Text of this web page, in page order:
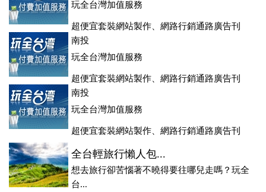
玩全台灣加值服務
超便宜套裝網站製作、網路行銷通路廣告刊
登、訂房系統、客房委託旅行社銷售，全面優惠中....
南投
玩全台灣加值服務
超便宜套裝網站製作、網路行銷通路廣告刊
登、訂房系統、客房委託旅行社銷售，全面優惠中....
南投
玩全台灣加值服務
超便宜套裝網站製作、網路行銷通路廣告刊
登、訂房系統、客房委託旅行社銷售，全面優惠中....
全台輕旅行懶人包...
想去旅行卻苦惱著不曉得要往哪兒走嗎？玩全
台...